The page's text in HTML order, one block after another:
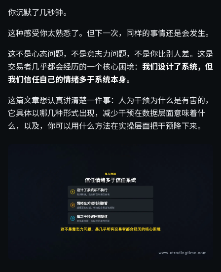
你沉默了几秒钟。
这种感受你太熟悉了。但下一次，同样的事情还是会发生。
这不是心态问题，不是意志力问题，不是你比别人差。这是
交易者几乎都会经历的一个核心困境： 我们设计了系统，但
我们信任自己的情绪多于系统本身。
这篇文章想认真讲清楚一件事：人为干预为什么是有害的，
它具体以哪几种形式出现，减少干预在数据层面意味着什
么，以及，你可以用什么方法在实操层面把干预降下来。